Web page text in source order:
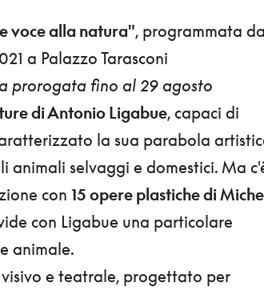
voce alla natura", programmata dal
a Palazzo Tarasconi
prorogata fino al 29 agosto
di Antonio Ligabue, capaci di
la sua parabola
selvaggi e domestici. Ma
con 15 opere plastiche di
con Ligabue una particolare
animale.
e teatrale, progettato per